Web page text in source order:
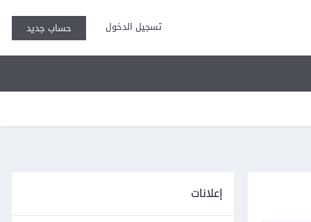
تسجيل الدخول حساب جديد
إعلانات